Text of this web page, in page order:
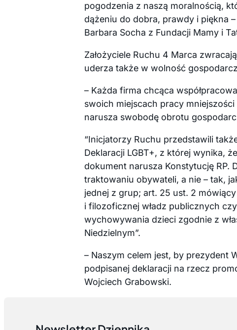
pogodzenia z naszą moralnością,
dążeniu do dobra, prawdy i piękna
Barbara Socha z Fundacji Mamy i
Założyciele Ruchu 4 Marca
uderza także w wolność
– Każda firma chcąca
swoich miejscach pracy
narusza swobodę obrotu
“Inicjatorzy Ruchu przedstawili
Deklaracji LGBT+, z której wynika,
dokument narusza Konstytucję RP.
traktowaniu obywateli, a nie – tak,
jednej z grup; art. 25 ust. 2
i filozoficznej władz publicznych
wychowywania dzieci zgodnie z
Niedzielnym”.
– Naszym celem jest, by prezydent
podpisanej deklaracji na rzecz
Wojciech Grabowski.